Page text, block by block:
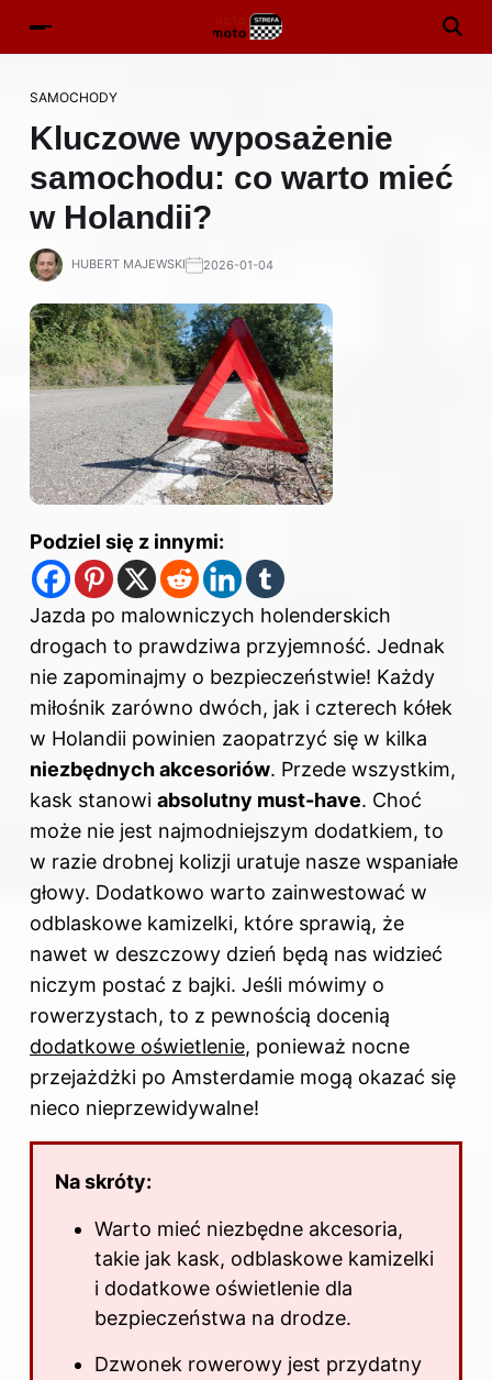
SAMOCHODY
Kluczowe wyposażenie
samochodu: co warto mieć
w Holandii?
HUBERT MAJEWSKI 2026-01-04
Podziel się z innymi:
Jazda po malowniczych holenderskich
drogach to prawdziwa przyjemność. Jednak
nie zapominajmy o bezpieczeństwie! Każdy
miłośnik zarówno dwóch, jak i czterech kółek
w Holandii powinien zaopatrzyć się w kilka
niezbędnych akcesoriów. Przede wszystkim,
kask stanowi absolutny must-have. Choć
może nie jest najmodniejszym dodatkiem, to
w razie drobnej kolizji uratuje nasze wspaniałe
głowy. Dodatkowo warto zainwestować w
odblaskowe kamizelki, które sprawią, że
nawet w deszczowy dzień będą nas widzieć
niczym postać z bajki. Jeśli mówimy o
rowerzystach, to z pewnością docenią
dodatkowe oświetlenie, ponieważ nocne
przejażdżki po Amsterdamie mogą okazać się
nieco nieprzewidywalne!
Na skróty:
Warto mieć niezbędne akcesoria,
takie jak kask, odblaskowe kamizelki
i dodatkowe oświetlenie dla
bezpieczeństwa na drodze.
Dzwonek rowerowy jest przydatny